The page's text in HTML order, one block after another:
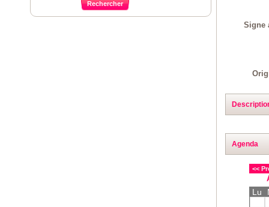
Signe
Agenda
<<
Lu